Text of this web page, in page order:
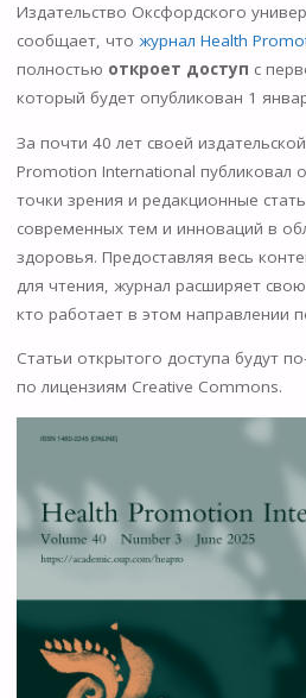
n
o
kl
as
s
ni
ki
Издательство Оксфордского
сообщает, что журнал Health
полностью откроет доступ с
который будет опубликован 1
За почти 40 лет своей
Promotion International публиковал
точки зрения и редакционные
современных тем и инноваций в
здоровья. Предоставляя весь
для чтения, журнал расширяет
кто работает в этом направлении
Статьи открытого доступа будут
по лицензиям Creative Commons.